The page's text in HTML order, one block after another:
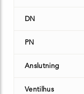
DN
PN
Anslutning
Ventilhus